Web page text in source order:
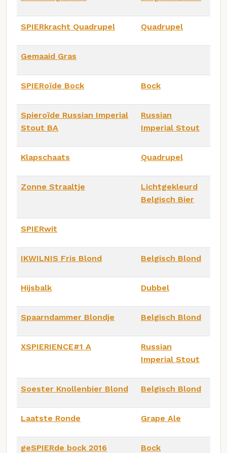
SPIERkracht Quadrupel Quadrupel
Gemaaid Gras
SPIERoïde Bock Bock
Spieroïde Russian Imperial
Stout BA
Russian
Imperial Stout
Klapschaats Quadrupel
Zonne Straaltje
Lichtgekleurd
Belgisch Bier
SPIERwit
IKWILNIS Fris Blond Belgisch Blond
Hijsbalk Dubbel
Spaarndammer Blondje Belgisch Blond
XSPIERIENCE#1 A
Russian
Imperial Stout
Soester Knollenbier Blond Belgisch Blond
Laatste Ronde Grape Ale
geSPIERde bock 2016 Bock